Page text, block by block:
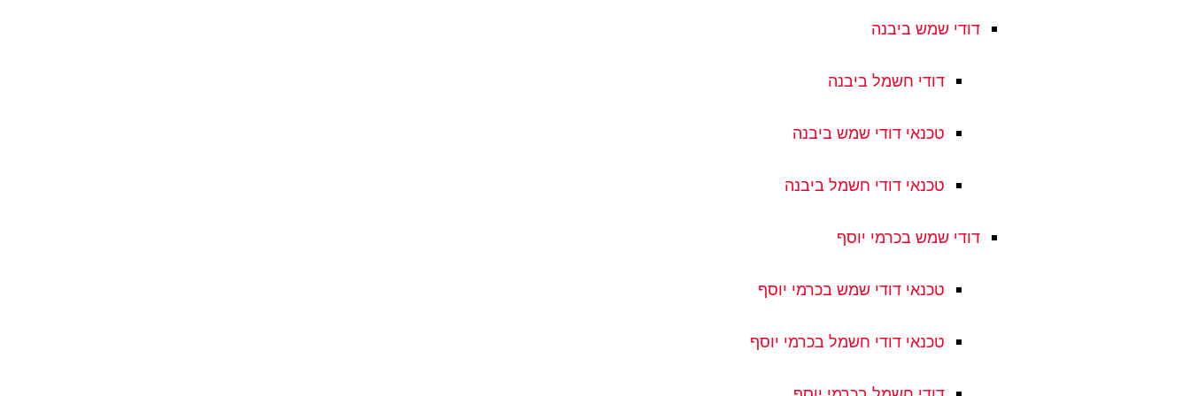
דודי שמש ביבנה
דודי חשמל ביבנה
טכנאי דודי שמש ביבנה
טכנאי דודי חשמל ביבנה
דודי שמש בכרמי יוסף
טכנאי דודי שמש בכרמי יוסף
טכנאי דודי חשמל בכרמי יוסף